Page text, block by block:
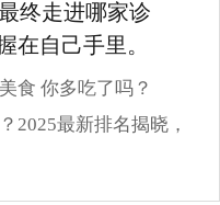
终走进哪家诊
在自己手里。
食 你多吃了吗？
2025最新排名揭晓，